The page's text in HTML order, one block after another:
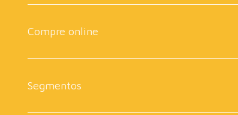
Compre online
Segmentos